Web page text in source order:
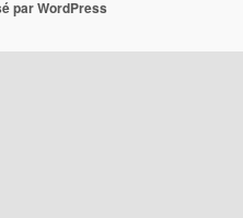
par WordPress